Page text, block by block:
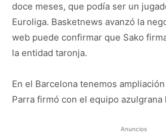
doce meses, que podía ser un
Euroliga. Basketnews avanzó la
web puede confirmar que Sako
la entidad taronja.
En el Barcelona tenemos
Parra firmó con el equipo azulgrana
Anuncios